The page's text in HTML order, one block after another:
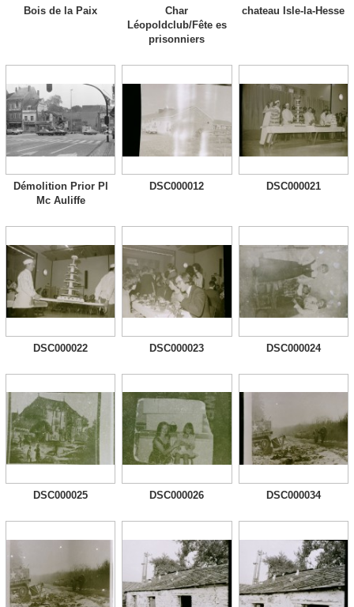
Bois de la Paix
Char
Léopoldclub/Fête es
prisonniers
chateau Isle-la-Hesse
Démolition Prior Pl
Mc Auliffe
DSC000012 DSC000021
DSC000022 DSC000023 DSC000024
DSC000025 DSC000026 DSC000034